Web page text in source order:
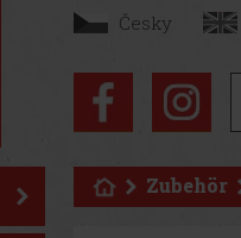
Česky
Zubehör